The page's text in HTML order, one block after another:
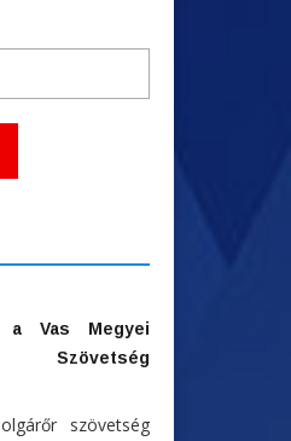
a Vas Megyei
Szövetség
szövetség